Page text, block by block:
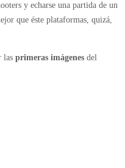
y echarse una partida de un
que éste plataformas, quizá,
las primeras imágenes del